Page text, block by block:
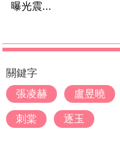
曝光震...
關鍵字
張凌赫
盧昱曉
刺棠 逐玉